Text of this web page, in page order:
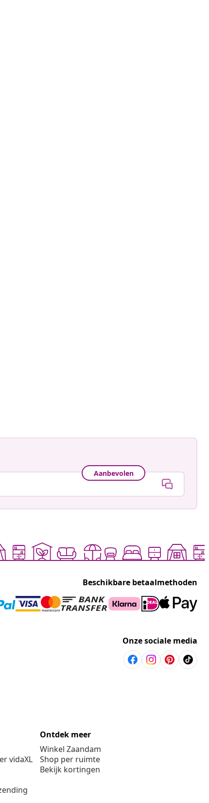
Aanbevolen
Beschikbare betaalmethoden
Onze sociale media
vidaXL
Ontdek meer
Winkel Zaandam
Shop per ruimte
Bekijk kortingen